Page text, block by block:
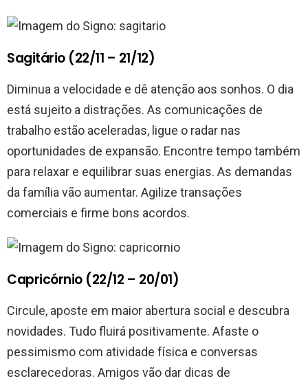
Sagitário (22/11 – 21/12)
Diminua a velocidade e dê atenção aos sonhos. O dia
está sujeito a distrações. As comunicações de
trabalho estão aceleradas, ligue o radar nas
oportunidades de expansão. Encontre tempo também
para relaxar e equilibrar suas energias. As demandas
da família vão aumentar. Agilize transações
comerciais e firme bons acordos.
Capricórnio (22/12 – 20/01)
Circule, aposte em maior abertura social e descubra
novidades. Tudo fluirá positivamente. Afaste o
pessimismo com atividade física e conversas
esclarecedoras. Amigos vão dar dicas de